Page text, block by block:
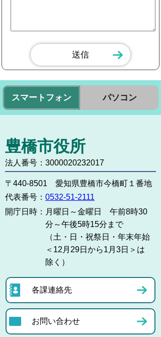
スマートフォン パソコン
豊橋市役所
法人番号：3000020232017
〒440-8501 愛知県豊橋市今橋町１番地
代表番号： 0532-51-2111
開庁日時： 月曜日～金曜日 午前8時30
分～午後5時15分まで
（土・日・祝祭日・年末年始
＜12月29日から1月3日＞は
除く）
各課連絡先
お問い合わせ